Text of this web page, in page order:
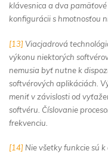
klávesnica a dva
konfigurácii s hmotnosťou
[13]Viacjadrová
výkonu niektorých
nemusia byť nutne k
softvérových aplikáciách.
meniť v závislosti od
softvéru. Číslovanie
frekvenciu.
[14] Nie všetky funkcie sú